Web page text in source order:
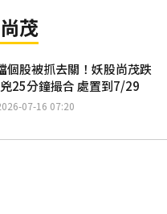
茂
個股被抓去關！妖股尚茂跌
25分鐘撮合 處置到7/29
07-16 07:20